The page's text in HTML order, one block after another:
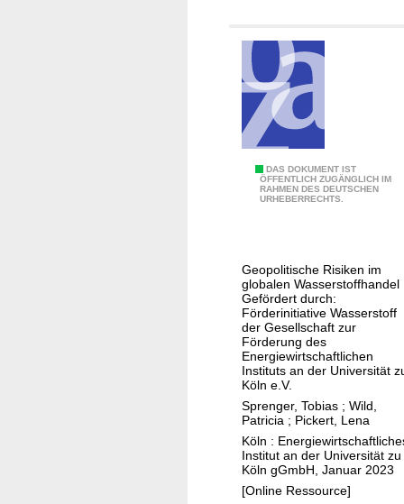
DAS DOKUMENT IST
ÖFFENTLICH ZUGÄNGLICH IM
RAHMEN DES DEUTSCHEN
URHEBERRECHTS.
o
p
o
l
i
t
i
k
Geopolitische Risiken im
globalen Wasserstoffhandel
Gefördert durch:
Förderinitiative Wasserstoff
der Gesellschaft zur
Förderung des
Energiewirtschaftlichen
Instituts an der Universität
Köln e.V.
Sprenger, Tobias ; Wild,
Patricia ; Pickert, Lena
Köln :
Institut an der Universität zu
Köln gGmbH, Januar 2023
[Online Ressource]